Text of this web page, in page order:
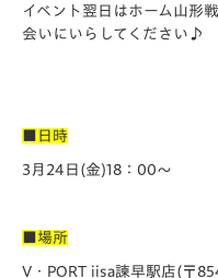
イベント翌日はホーム山形
会いにいらしてください♪
■日時
3月24日(金)18：00～
■場所
V・PORT iisa諫早駅店(〒